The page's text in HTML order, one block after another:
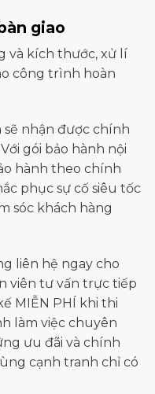
giao
và kích thước, xử lí
công trình hoàn
sẽ nhận được chính
gói bảo hành nội
hành theo chính
phục sự cố siêu tốc
sóc khách hàng
liên hệ ngay cho
viên tư vấn trực tiếp
MIỄN PHÍ khi thi
làm việc chuyên
ưu đãi và chính
cạnh tranh chỉ có